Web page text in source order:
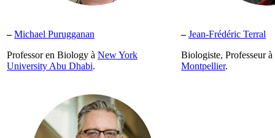
– Michael Purugganan
Professor en Biology à New York
University Abu Dhabi.
– Jean-Frédéric Terral
Biologiste, Professeur à
Montpellier.